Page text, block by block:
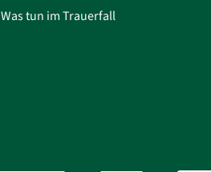
Was tun im Trauerfall